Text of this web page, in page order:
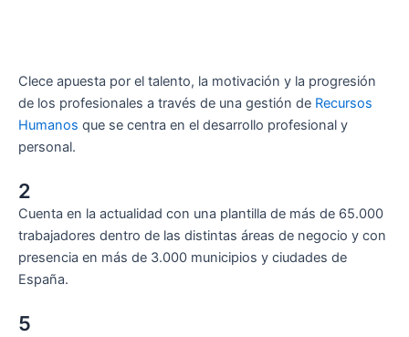
Clece apuesta por el talento, la motivación y la progresión
de los profesionales a través de una gestión de Recursos
Humanos que se centra en el desarrollo profesional y
personal.
2
Cuenta en la actualidad con una plantilla de más de 65.000
trabajadores dentro de las distintas áreas de negocio y con
presencia en más de 3.000 municipios y ciudades de
España.
5